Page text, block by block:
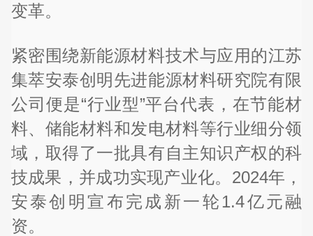
变革。
紧密围绕新能源材料技术与应用的江苏
集萃安泰创明先进能源材料研究院有限
公司便是“行业型”平台代表，在节能材
料、储能材料和发电材料等行业细分领
域，取得了一批具有自主知识产权的科
技成果，并成功实现产业化。2024年，
安泰创明宣布完成新一轮1.4亿元融
资。